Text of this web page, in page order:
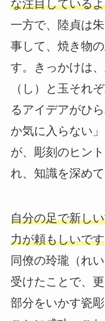
な注目している
一方で、陸貞は
事して、焼き物
す。きっかけは
（し）と玉それ
るアイデアがひ
か気に入らない
が、彫刻のヒン
れ、知識を深めて
自分の足で新し
力が頼もしいです
同僚の玲瓏（れ
受けたことで、
部分をいかす瓷